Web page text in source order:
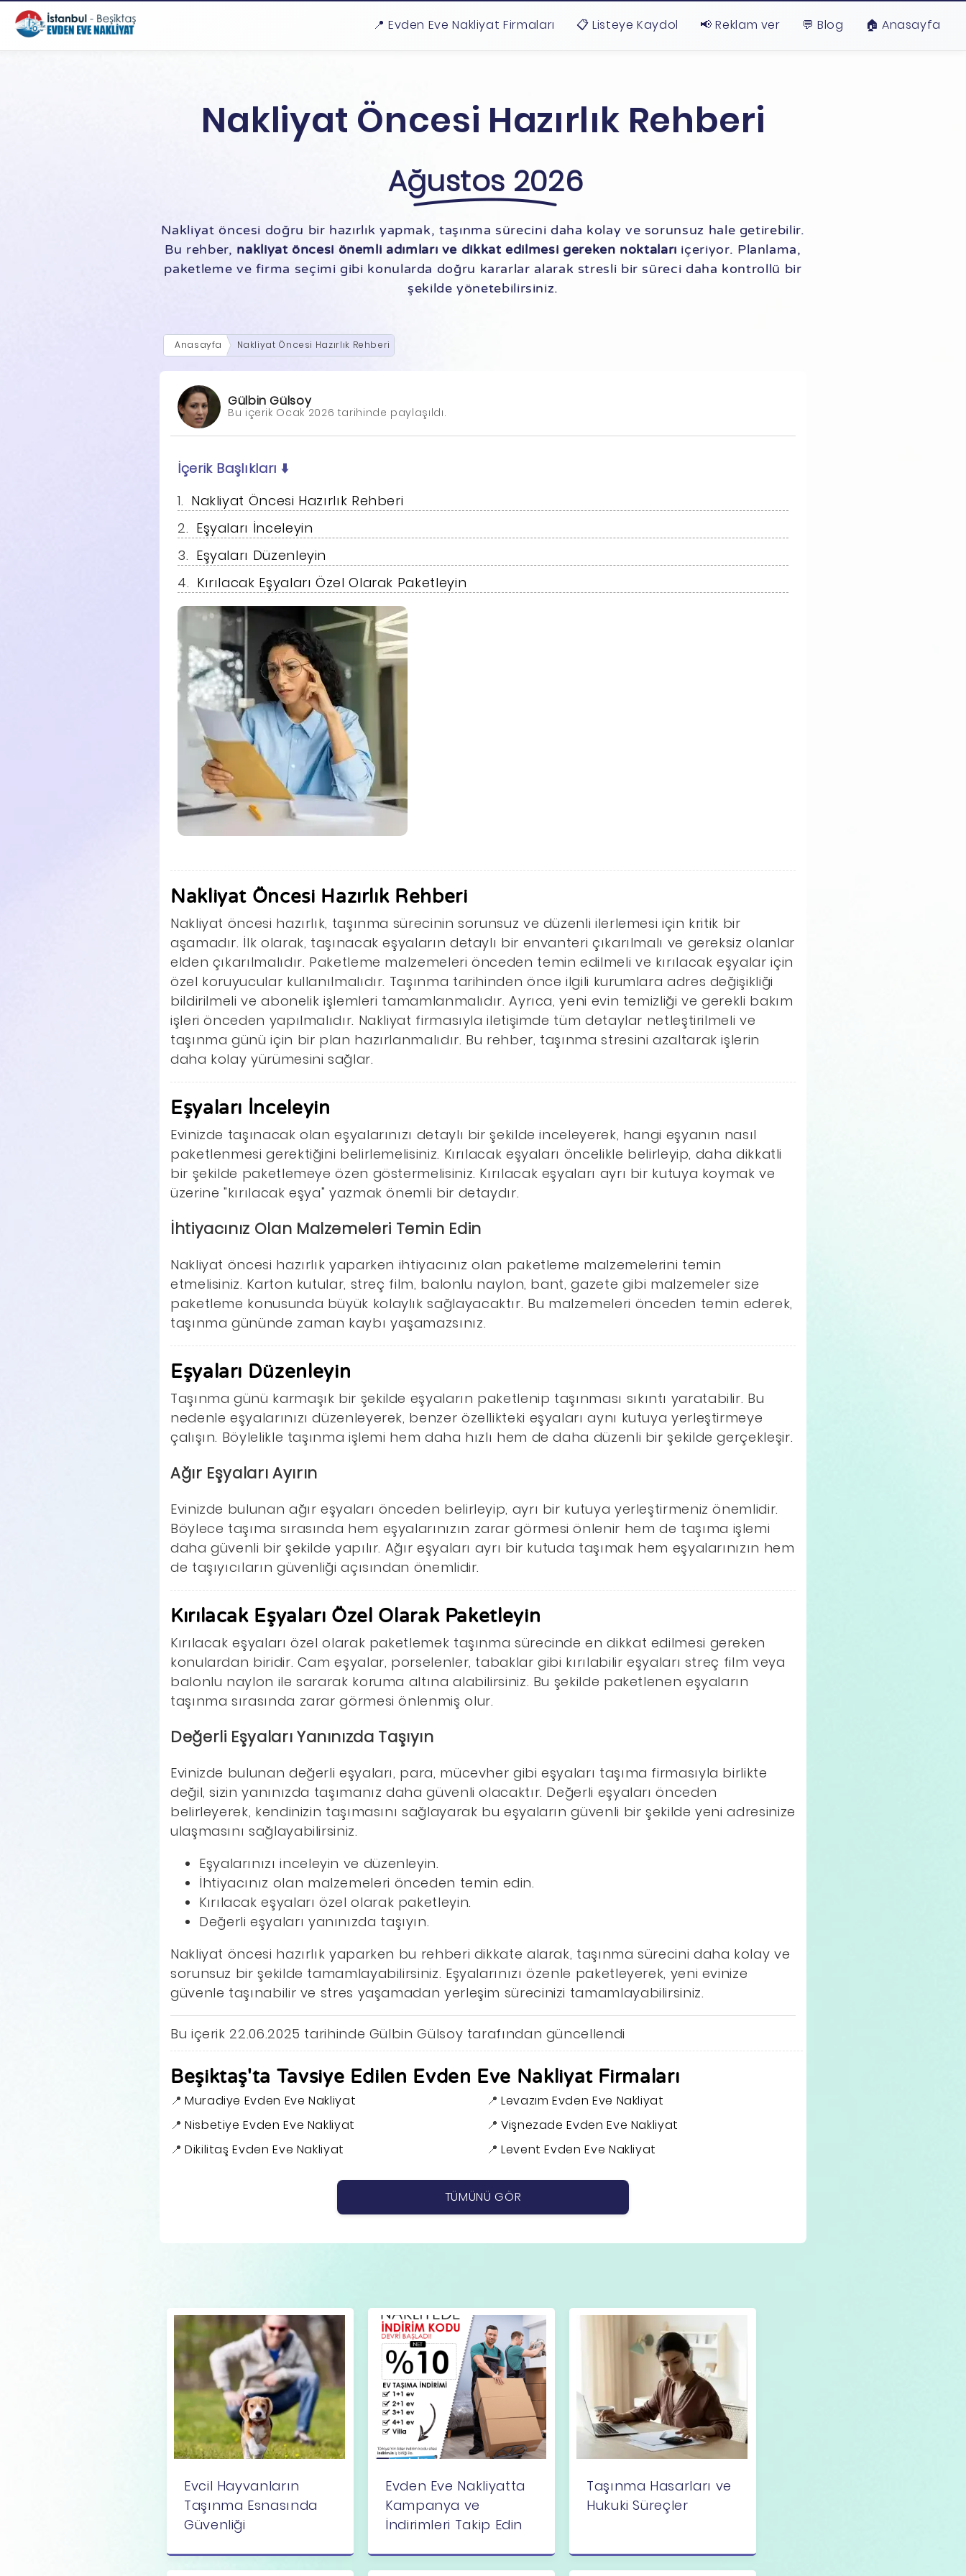
📍 Evden Eve Nakliyat Firmaları 📋 Listeye Kaydol 📢 Reklam ver 💬 Blog 🏠︎ Anasayfa
Nakliyat Öncesi Hazırlık Rehberi
Ağustos 2026
Nakliyat öncesi doğru bir hazırlık yapmak, taşınma sürecini daha kolay ve sorunsuz hale getirebilir.
Bu rehber, nakliyat öncesi önemli adımları ve dikkat edilmesi gereken noktaları içeriyor. Planlama,
paketleme ve firma seçimi gibi konularda doğru kararlar alarak stresli bir süreci daha kontrollü bir
şekilde yönetebilirsiniz.
Anasayfa Nakliyat Öncesi Hazırlık Rehberi
Gülbin Gülsoy
Bu içerik Ocak 2026 tarihinde paylaşıldı.
İçerik Başlıkları ⬇️
Nakliyat Öncesi Hazırlık Rehberi
Eşyaları İnceleyin
Eşyaları Düzenleyin
Kırılacak Eşyaları Özel Olarak Paketleyin
Nakliyat Öncesi Hazırlık Rehberi
Nakliyat öncesi hazırlık, taşınma sürecinin sorunsuz ve düzenli ilerlemesi için kritik bir
aşamadır. İlk olarak, taşınacak eşyaların detaylı bir envanteri çıkarılmalı ve gereksiz olanlar
elden çıkarılmalıdır. Paketleme malzemeleri önceden temin edilmeli ve kırılacak eşyalar için
özel koruyucular kullanılmalıdır. Taşınma tarihinden önce ilgili kurumlara adres değişikliği
bildirilmeli ve abonelik işlemleri tamamlanmalıdır. Ayrıca, yeni evin temizliği ve gerekli bakım
işleri önceden yapılmalıdır. Nakliyat firmasıyla iletişimde tüm detaylar netleştirilmeli ve
taşınma günü için bir plan hazırlanmalıdır. Bu rehber, taşınma stresini azaltarak işlerin
daha kolay yürümesini sağlar.
Eşyaları İnceleyin
Evinizde taşınacak olan eşyalarınızı detaylı bir şekilde inceleyerek, hangi eşyanın nasıl
paketlenmesi gerektiğini belirlemelisiniz. Kırılacak eşyaları öncelikle belirleyip, daha dikkatli
bir şekilde paketlemeye özen göstermelisiniz. Kırılacak eşyaları ayrı bir kutuya koymak ve
üzerine "kırılacak eşya" yazmak önemli bir detaydır.
İhtiyacınız Olan Malzemeleri Temin Edin
Nakliyat öncesi hazırlık yaparken ihtiyacınız olan paketleme malzemelerini temin
etmelisiniz. Karton kutular, streç film, balonlu naylon, bant, gazete gibi malzemeler size
paketleme konusunda büyük kolaylık sağlayacaktır. Bu malzemeleri önceden temin ederek,
taşınma gününde zaman kaybı yaşamazsınız.
Eşyaları Düzenleyin
Taşınma günü karmaşık bir şekilde eşyaların paketlenip taşınması sıkıntı yaratabilir. Bu
nedenle eşyalarınızı düzenleyerek, benzer özellikteki eşyaları aynı kutuya yerleştirmeye
çalışın. Böylelikle taşınma işlemi hem daha hızlı hem de daha düzenli bir şekilde gerçekleşir.
Ağır Eşyaları Ayırın
Evinizde bulunan ağır eşyaları önceden belirleyip, ayrı bir kutuya yerleştirmeniz önemlidir.
Böylece taşıma sırasında hem eşyalarınızın zarar görmesi önlenir hem de taşıma işlemi
daha güvenli bir şekilde yapılır. Ağır eşyaları ayrı bir kutuda taşımak hem eşyalarınızın hem
de taşıyıcıların güvenliği açısından önemlidir.
Kırılacak Eşyaları Özel Olarak Paketleyin
Kırılacak eşyaları özel olarak paketlemek taşınma sürecinde en dikkat edilmesi gereken
konulardan biridir. Cam eşyalar, porselenler, tabaklar gibi kırılabilir eşyaları streç film veya
balonlu naylon ile sararak koruma altına alabilirsiniz. Bu şekilde paketlenen eşyaların
taşınma sırasında zarar görmesi önlenmiş olur.
Değerli Eşyaları Yanınızda Taşıyın
Evinizde bulunan değerli eşyaları, para, mücevher gibi eşyaları taşıma firmasıyla birlikte
değil, sizin yanınızda taşımanız daha güvenli olacaktır. Değerli eşyaları önceden
belirleyerek, kendinizin taşımasını sağlayarak bu eşyaların güvenli bir şekilde yeni adresinize
ulaşmasını sağlayabilirsiniz.
Eşyalarınızı inceleyin ve düzenleyin.
İhtiyacınız olan malzemeleri önceden temin edin.
Kırılacak eşyaları özel olarak paketleyin.
Değerli eşyaları yanınızda taşıyın.
Nakliyat öncesi hazırlık yaparken bu rehberi dikkate alarak, taşınma sürecini daha kolay ve
sorunsuz bir şekilde tamamlayabilirsiniz. Eşyalarınızı özenle paketleyerek, yeni evinize
güvenle taşınabilir ve stres yaşamadan yerleşim sürecinizi tamamlayabilirsiniz.
Bu içerik 22.06.2025 tarihinde Gülbin Gülsoy tarafından güncellendi
Beşiktaş'ta Tavsiye Edilen Evden Eve Nakliyat Firmaları
Muradiye Evden Eve Nakliyat
Levazım Evden Eve Nakliyat
Nisbetiye Evden Eve Nakliyat
Vişnezade Evden Eve Nakliyat
Dikilitaş Evden Eve Nakliyat
Levent Evden Eve Nakliyat
TÜMÜNÜ GÖR
Evcil Hayvanların
Taşınma Esnasında
Güvenliği
Evden Eve Nakliyatta
Kampanya ve
İndirimleri Takip Edin
Taşınma Hasarları ve
Hukuki Süreçler